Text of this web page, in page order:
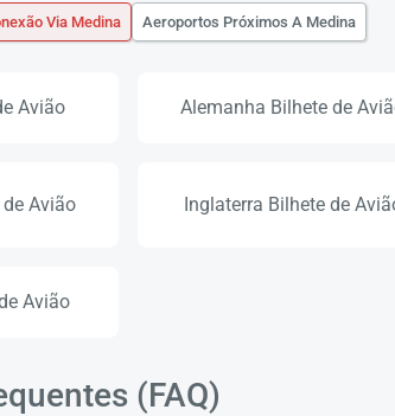
Via Medina Aeroportos Próximos A Medina
Avião Alemanha Bilhete de
Avião Inglaterra Bilhete de
Avião
(FAQ)